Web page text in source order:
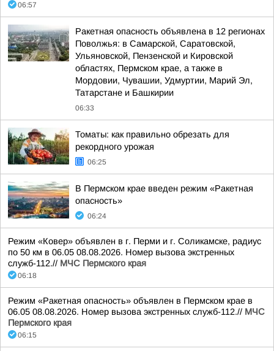
06:57
Ракетная опасность объявлена в 12 регионах
Поволжья: в Самарской, Саратовской,
Ульяновской, Пензенской и Кировской
областях, Пермском крае, а также в
Мордовии, Чувашии, Удмуртии, Марий Эл,
Татарстане и Башкирии
06:33
Томаты: как правильно обрезать для
рекордного урожая
06:25
В Пермском крае введен режим «Ракетная
опасность»
06:24
Режим «Ковер» объявлен в г. Перми и г. Соликамске, радиус
по 50 км в 06.05 08.08.2026. Номер вызова экстренных
служб-112.// МЧС Пермского края
06:18
Режим «Ракетная опасность» объявлен в Пермском крае в
06.05 08.08.2026. Номер вызова экстренных служб-112.// МЧС
Пермского края
06:15